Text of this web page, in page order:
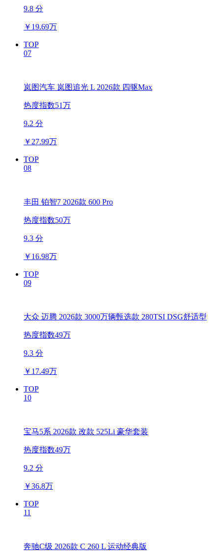
9.8 分
￥ 19.69万
TOP
07
岚图汽车 岚图追光 L 2026款 四驱Max
热度指数51万
9.2 分
￥ 27.99万
TOP
08
丰田 铂智7 2026款 600 Pro
热度指数50万
9.3 分
￥ 16.98万
TOP
09
大众 迈腾 2026款 3000万辆甄选款 280TSI DSG舒适型
热度指数49万
9.3 分
￥ 17.49万
TOP
10
宝马5系 2026款 改款 525Li 豪华套装
热度指数49万
9.2 分
￥36.8万
TOP
11
奔驰C级 2026款 C 260 L 运动经典版